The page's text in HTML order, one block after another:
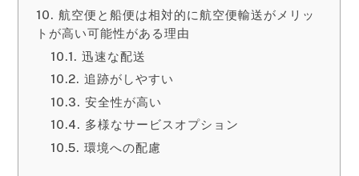
航空便と船便は相対的に航空便輸送がメリッ
トが高い可能性がある理由
迅速な配送
追跡がしやすい
安全性が高い
多様なサービスオプション
環境への配慮